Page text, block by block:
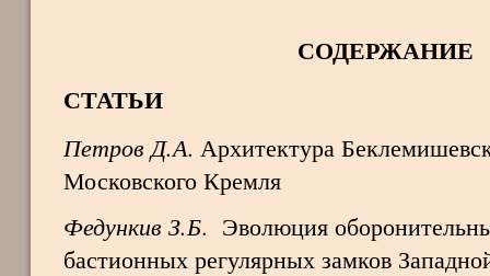
СОДЕРЖАНИЕ
СТАТЬИ
Петров Д.А. Архитектура
Московского Кремля
Федункив З.Б. Эволюция
бастионных регулярных замков